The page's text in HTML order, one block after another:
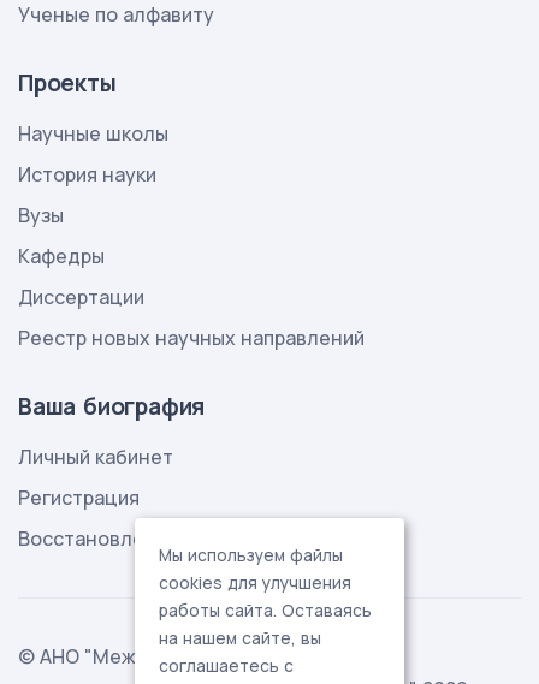
Ученые по алфавиту
Проекты
Научные школы
История науки
Вузы
Кафедры
Диссертации
Реестр новых научных направлений
Ваша биография
Личный кабинет
Регистрация
Восстановление пароля
© АНО "Международная ассоциация
Мы используем файлы
cookies для улучшения
работы сайта. Оставаясь
на нашем сайте, вы
соглашаетесь с